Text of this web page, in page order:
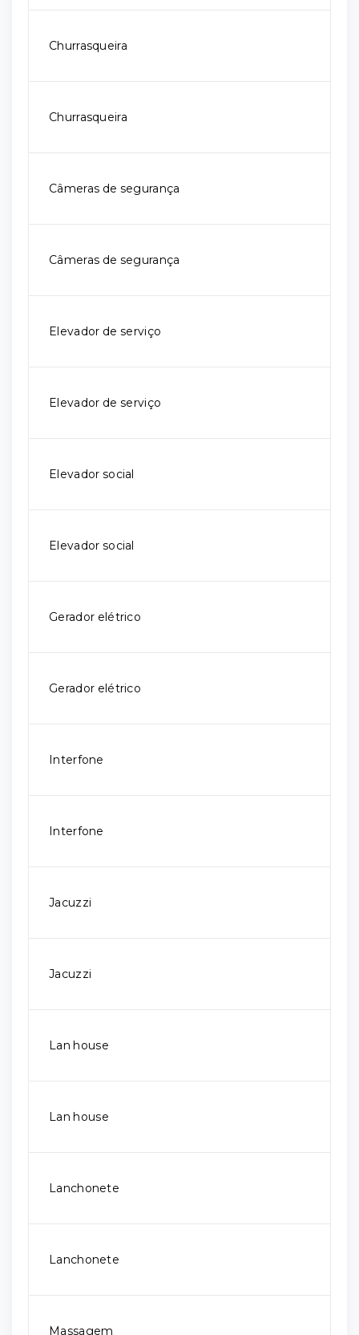
Churrasqueira
Churrasqueira
Câmeras de segurança
Câmeras de segurança
Elevador de serviço
Elevador de serviço
Elevador social
Elevador social
Gerador elétrico
Gerador elétrico
Interfone
Interfone
Jacuzzi
Jacuzzi
Lan house
Lan house
Lanchonete
Lanchonete
Massagem